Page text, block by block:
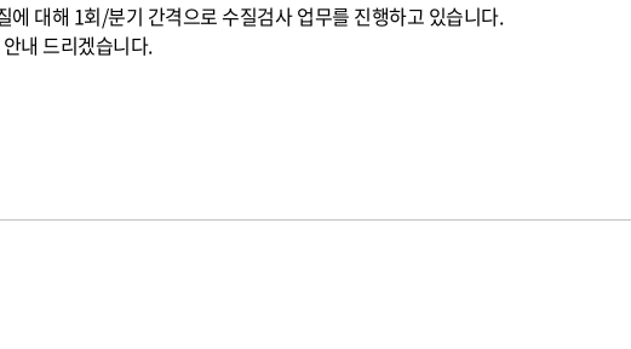
대해 1회/분기 간격으로 수질검사 업무를 진행하고 있습니다.
내 드리겠습니다.